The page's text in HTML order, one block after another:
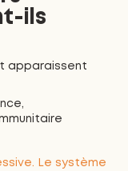
ils
apparaissent
Le système